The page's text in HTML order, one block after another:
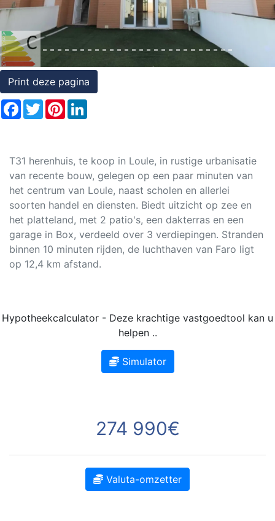
Rechten
op
onroerend
goed
Print deze pagina
Facebook
TwitterPinterest
T31 herenhuis, te koop in Loule, in rustige urbanisatie
van recente bouw, gelegen op een paar minuten van
het centrum van Loule, naast scholen en allerlei
soorten handel en diensten. Biedt uitzicht op zee en
het platteland, met 2 patio's, een dakterras en een
garage in Box, verdeeld over 3 verdiepingen. Stranden
binnen 10 minuten rijden, de luchthaven van Faro ligt
op 12,4 km afstand.
Hypotheekcalculator - Deze krachtige vastgoedtool kan u
helpen ..
Simulator
274 990€
Valuta-omzetter